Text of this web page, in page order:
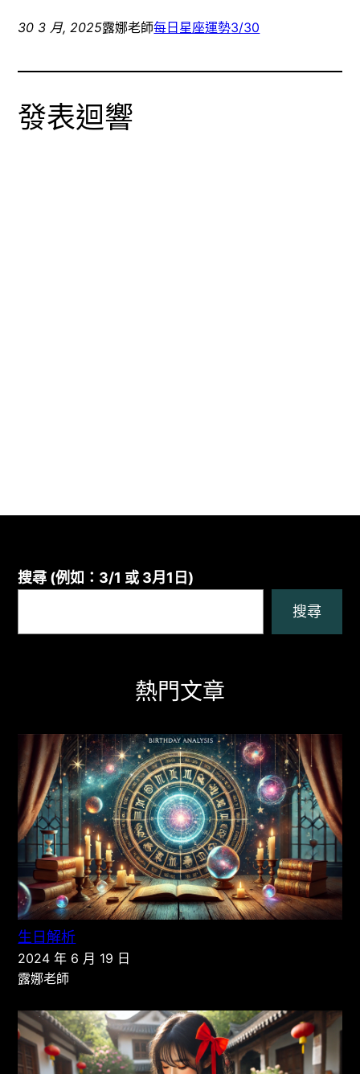
Facebook(在
新
開
中
開
子
郵
連
朋
友
(在
30 3 月, 2025露娜老師每日星座運勢3/30
發表迴響
搜尋 (例如：3/1 或 3月1日)
搜尋
熱門文章
生日解析
2024 年 6 月 19 日
露娜老師